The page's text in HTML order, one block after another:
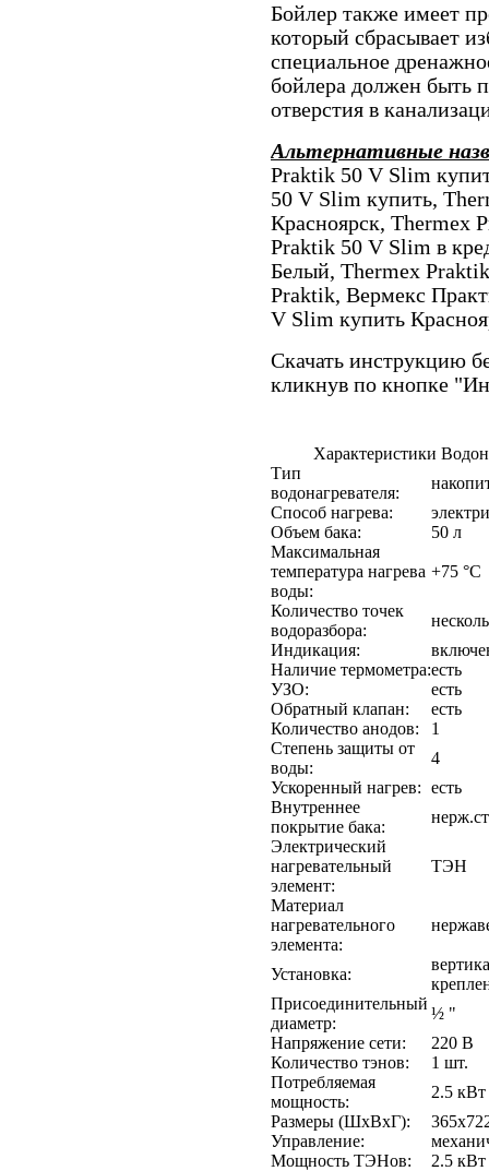
Бойлер также имеет
который сбрасывает
специальное
бойлера должен быть
отверстия в
Альтернативные
Praktik 50 V Slim
50 V Slim купить,
Красноярск, Thermex
Praktik 50 V Slim в
Белый, Thermex
Praktik, Вермекс
V Slim купить
Скачать инструкцию
кликнув по кнопке
Характеристики
Тип
водонагревателя:
Способ нагрева:
Объем бака:
50 л
Максимальная
температура нагрева
воды:
+75 °С
Количество точек
водоразбора:
Индикация:
Наличие термометра:есть
УЗО:
есть
Обратный клапан:
есть
Количество анодов:
1
Степень защиты от
воды:
4
Ускоренный нагрев: есть
Внутреннее
покрытие бака:
Электрический
нагревательный
элемент:
ТЭН
Материал
нагревательного
элемента:
Установка:
Присоединительный
диаметр:
½ "
Напряжение сети:
220 В
Количество тэнов:
1 шт.
Потребляемая
мощность:
2.5 кВт
Размеры (ШхВхГ):
Управление:
Мощность ТЭНов:
2.5 кВт